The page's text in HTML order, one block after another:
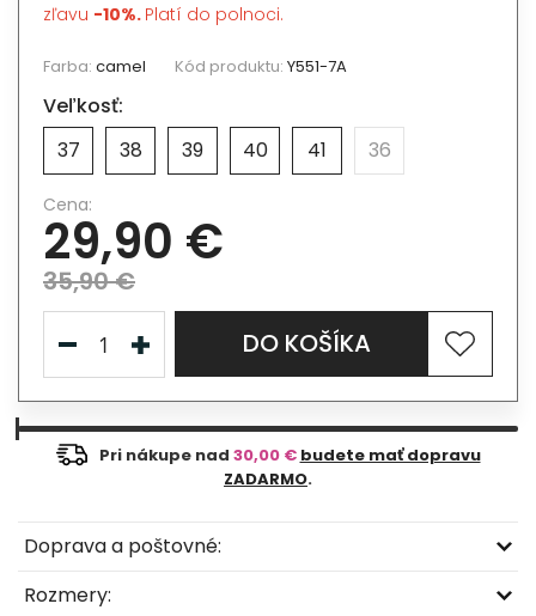
zľavu -10%. Platí do polnoci.
Farba: camel Kód produktu: Y551-7A
Veľkosť:
37
38 39 40 41 36
Cena:
29,90 €
35,90 €
DO KOŠÍKA
Pri nákupe nad 30,00 € budete mať dopravu
ZADARMO.
Doprava a poštovné:
Rozmery: